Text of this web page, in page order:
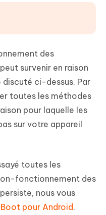
des
survenir en raison
discuté ci-dessus. Par
toutes les méthodes
pour laquelle les
sur votre appareil
toutes les
fonctionnement des
nous vous
pour Android.